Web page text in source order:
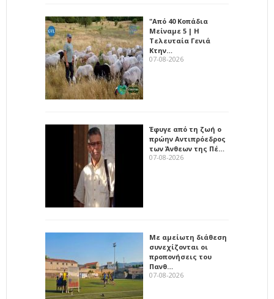
"Από 40 Κοπάδια
Μείναμε 5 | Η
Τελευταία Γενιά
Κτην…
07-08-2026
Έφυγε από τη ζωή ο
πρώην Αντιπρόεδρος
των Άνθεων της Πέ…
07-08-2026
Με αμείωτη διάθεση
συνεχίζονται οι
προπονήσεις του
Πανθ…
07-08-2026